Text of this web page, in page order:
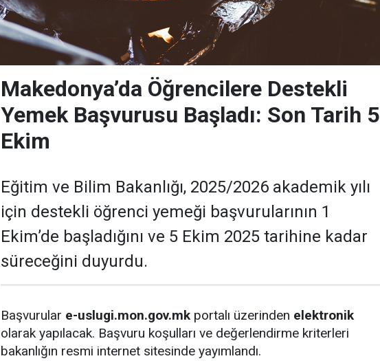
Makedonya’da Öğrencilere Destekli
Yemek Başvurusu Başladı: Son Tarih 5
Ekim
Eğitim ve Bilim Bakanlığı, 2025/2026 akademik yılı
için destekli öğrenci yemeği başvurularının 1
Ekim’de başladığını ve 5 Ekim 2025 tarihine kadar
süreceğini duyurdu.
Başvurular e-uslugi.mon.gov.mkportalı üzerinden elektronik
olarak yapılacak. Başvuru koşulları ve değerlendirme kriterleri
bakanlığın resmi internet sitesinde yayımlandı.